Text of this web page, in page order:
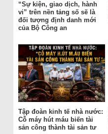
“Sự kiện, giao dịch, hành
vi” trên nền tảng số sẽ là
đối tượng định danh mới
của Bộ Công an
Tập đoàn kinh tế nhà nước:
Cỗ máy hút máu biến tài
sản công thành tài sản tư